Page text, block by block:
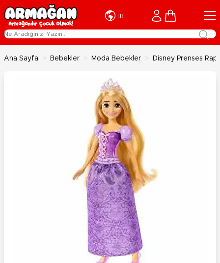
İçeriğe geç
TR Cart
Ana Sayfa > Bebekler > Moda Bebekler > Disney Prenses